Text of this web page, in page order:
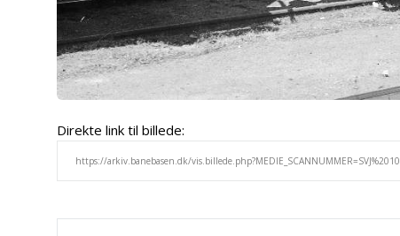
Direkte link til billede: